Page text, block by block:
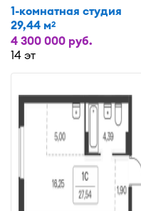
1-комнатная студия
29,44 м2
4 300 000 руб.
14 эт